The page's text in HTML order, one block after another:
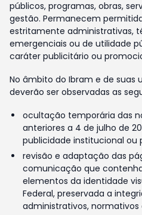
públicos, programas, obras,
gestão. Permanecem
estritamente administrativas,
emergenciais ou de utilidade
caráter publicitário ou
No âmbito do Ibram e de suas
deverão ser observadas as
ocultação temporária das
anteriores a 4 de julho de
publicidade institucional ou
revisão e adaptação das
comunicação que
elementos da identidade
Federal, preservada a
administrativos, normativos